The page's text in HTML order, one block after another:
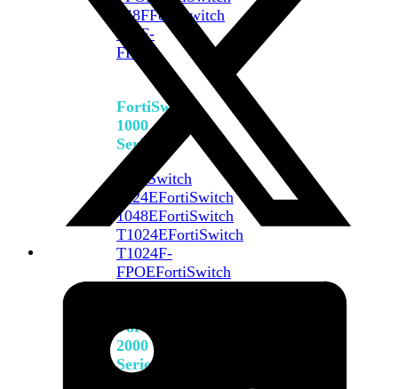
648FFortiSwitch
648F-
FPOE
FortiSwitch
1000
Series
FortiSwitch
1024EFortiSwitch
1048EFortiSwitch
T1024EFortiSwitch
T1024F-
FPOEFortiSwitch
FortiSwitch
2000
Series